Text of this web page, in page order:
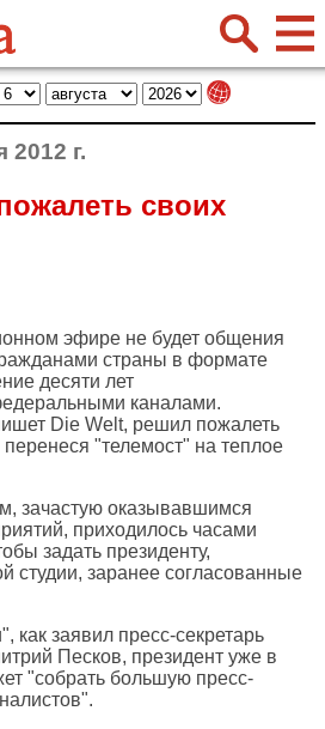
2012 г.
своих
эфире не будет общения
страны в формате
десяти лет
каналами.
Die Welt, решил пожалеть
"телемост" на теплое
зачастую оказывавшимся
приходилось часами
задать президенту,
студии, заранее согласованные
как заявил пресс-секретарь
Песков, президент уже в
"собрать большую пресс-